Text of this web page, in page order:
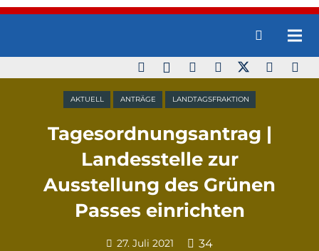
AKTUELL ANTRÄGE LANDTAGSFRAKTION
Tagesordnungsantrag |
Landesstelle zur
Ausstellung des Grünen
Passes einrichten
27. Juli 2021 34